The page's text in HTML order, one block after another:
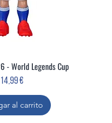
rápida
- World Legends Cup
Precio
14,99 €
al carrito